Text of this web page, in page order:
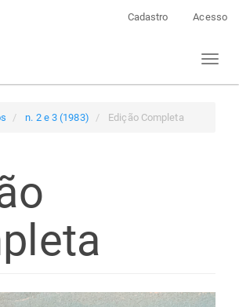
Cadastro Acesso
Toggle
n. 2 e 3 (1983) Edição Completa